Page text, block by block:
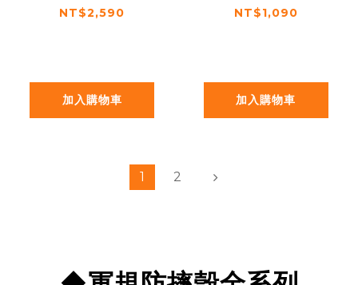
贈充電線、收納
NT$2,590
加入購物車
NT$1,090
加入購物車
1 2